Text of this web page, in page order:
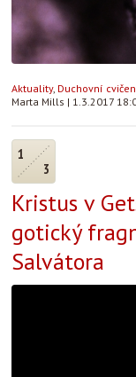
Aktuality, Duchovní
Marta Mills | 1.3.2017
1
3
Kristus v
gotický
Salvátora